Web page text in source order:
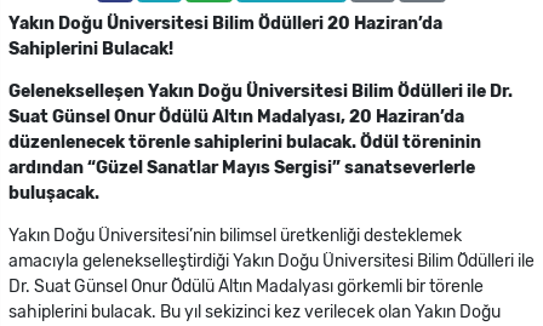
Yakın Doğu Üniversitesi Bilim Ödülleri 20 Haziran’da
Sahiplerini Bulacak!
Gelenekselleşen Yakın Doğu Üniversitesi Bilim Ödülleri ile Dr.
Suat Günsel Onur Ödülü Altın Madalyası, 20 Haziran’da
düzenlenecek törenle sahiplerini bulacak. Ödül töreninin
ardından “Güzel Sanatlar Mayıs Sergisi” sanatseverlerle
buluşacak.
Yakın Doğu Üniversitesi’nin bilimsel üretkenliği desteklemek
amacıyla gelenekselleştirdiği Yakın Doğu Üniversitesi Bilim Ödülleri ile
Dr. Suat Günsel Onur Ödülü Altın Madalyası görkemli bir törenle
sahiplerini bulacak. Bu yıl sekizinci kez verilecek olan Yakın Doğu